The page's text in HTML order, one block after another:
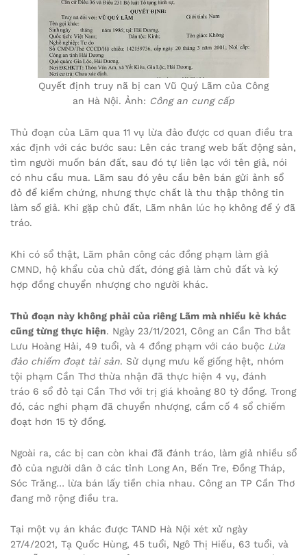
Quyết định truy nã bị can Vũ Quý Lãm của Công
an Hà Nội. Ảnh: Công an cung cấp
Thủ đoạn của Lãm qua 11 vụ lừa đảo được cơ quan điều tra
xác định với các bước sau: Lên các trang web bất động sản,
tìm người muốn bán đất, sau đó tự liên lạc với tên giả, nói
có nhu cầu mua. Lãm sau đó yêu cầu bên bán gửi ảnh sổ
đỏ để kiểm chứng, nhưng thực chất là thu thập thông tin
làm sổ giả. Khi gặp chủ đất, Lãm nhân lúc họ không để ý đã
tráo.
Khi có sổ thật, Lãm phân công các đồng phạm làm giả
CMND, hộ khẩu của chủ đất, đóng giả làm chủ đất và ký
hợp đồng chuyển nhượng cho người khác.
Thủ đoạn này không phải của riêng Lãm mà nhiều kẻ khác
cũng từng thực hiện. Ngày 23/11/2021, Công an Cần Thơ bắt
Lưu Hoàng Hải, 49 tuổi, và 4 đồng phạm với cáo buộc Lừa
đảo chiếm đoạt tài sản. Sử dụng mưu kế giống hệt, nhóm
tội phạm Cần Thơ thừa nhận đã thực hiện 4 vụ, đánh
tráo 6 sổ đỏ tại Cần Thơ với trị giá khoảng 80 tỷ đồng. Trong
đó, các nghi phạm đã chuyển nhượng, cầm cố 4 sổ chiếm
đoạt hơn 15 tỷ đồng.
Ngoài ra, các bị can còn khai đã đánh tráo, làm giả nhiều sổ
đỏ của người dân ở các tỉnh Long An, Bến Tre, Đồng Tháp,
Sóc Trăng… lừa bán lấy tiền chia nhau. Công an TP Cần Thơ
đang mở rộng điều tra.
Tại một vụ án khác được TAND Hà Nội xét xử ngày
27/4/2021, Tạ Quốc Hùng, 45 tuổi, Ngô Thị Hiếu, 63 tuổi, và